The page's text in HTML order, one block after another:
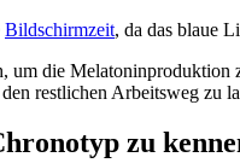
Bildschirmzeit, da das blaue
die
restlichen Arbeitsweg zu
zu